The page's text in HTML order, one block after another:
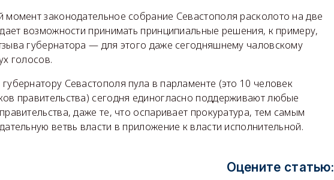
законодательное собрание Севастополя расколото на две
возможности принимать принципиальные решения, к примеру,
губернатора — для этого даже сегодняшнему чаловскому
голосов.
Севастополя пула в парламенте (это 10 человек
правительства) сегодня единогласно поддерживают любые
даже те, что оспаривает прокуратура, тем самым
ветвь власти в приложение к власти исполнительной.
Оцените статью: